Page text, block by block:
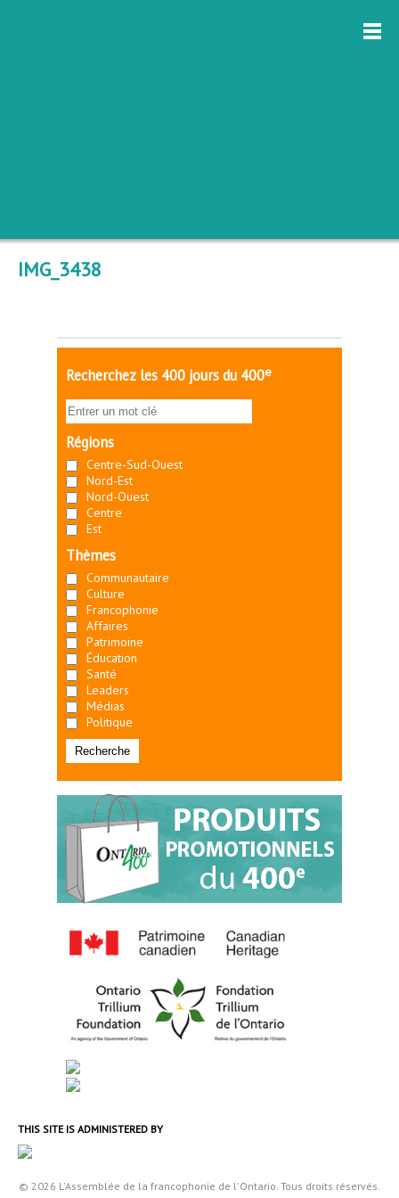
IMG_3438
Recherchez les 400 jours du 400e
Régions
Centre-Sud-Ouest
Nord-Est
Nord-Ouest
Centre
Est
Thèmes
Communautaire
Culture
Francophonie
Affaires
Patrimoine
Éducation
Santé
Leaders
Médias
Politique
THIS SITE IS ADMINISTERED BY
© 2026 L'Assemblée de la francophonie de l'Ontario. Tous droits réservés.